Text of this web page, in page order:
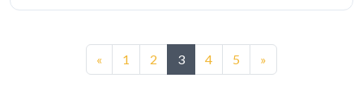
« Anterior
1 2 3 4 5 »